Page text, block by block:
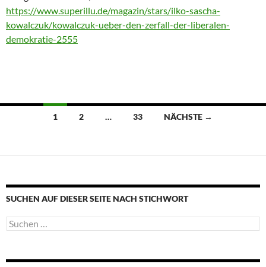
https://www.superillu.de/magazin/stars/ilko-sascha-
kowalczuk/kowalczuk-ueber-den-zerfall-der-liberalen-
demokratie-2555
Beitragsnavigation
1 2 … 33 NÄCHSTE →
SUCHEN AUF DIESER SEITE NACH STICHWORT
Suche
nach: